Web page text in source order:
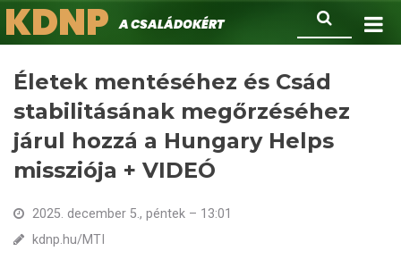
Ugrás
a
Keresés
KDNPA családokért.
Életek mentéséhez és Csád
stabilitásának megőrzéséhez
járul hozzá a Hungary Helps
missziója + VIDEÓ
2025. december 5., péntek – 13:01
kdnp.hu/MTI